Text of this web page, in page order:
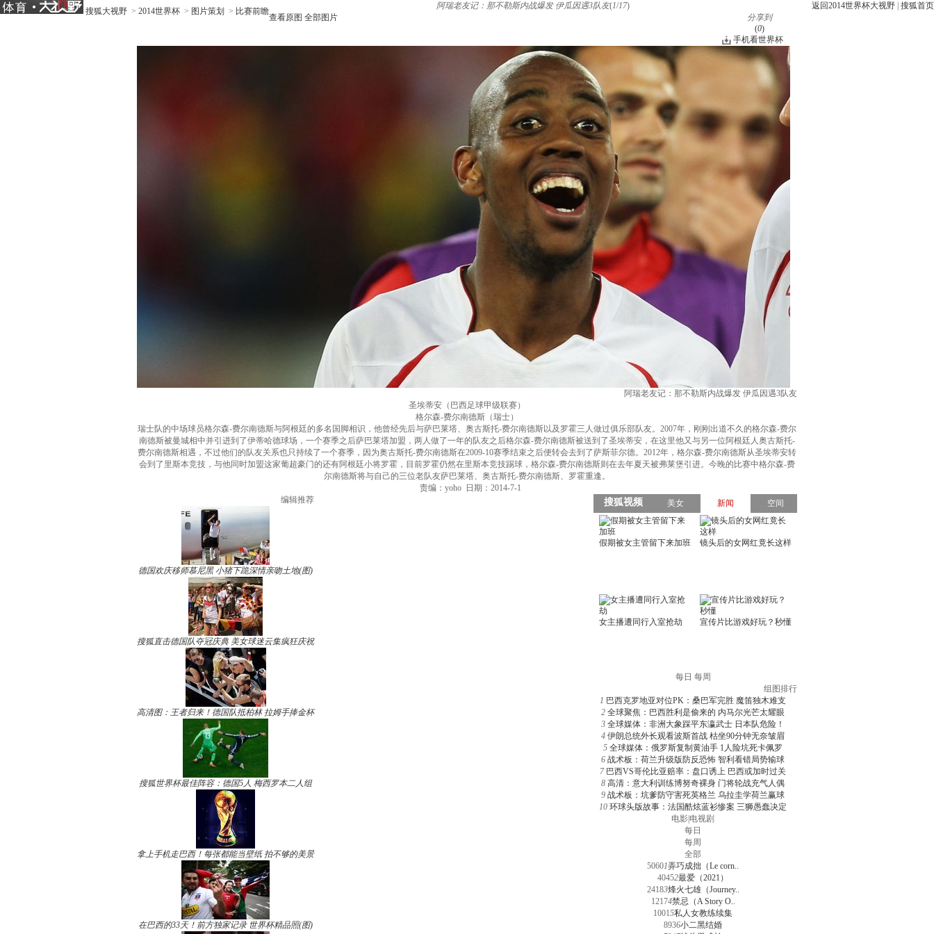
搜狐大视野 > 2014世界杯 > 图片策划 > 比赛前瞻
返回2014世界杯大视野 搜狐首页
阿瑞老友记：那不勒斯内战爆发 伊瓜因遇3队友(1/17)
查看原图 全部图片
分享到
(0)
手机看世界杯
阿瑞老友记：那不勒斯内战爆发 伊瓜因遇3队友
圣埃蒂安（巴西足球甲级联赛）
格尔森-费尔南德斯（瑞士）
瑞士队的中场球员格尔森-费尔南德斯与阿根廷的多名国脚相识，他曾经先后与萨巴莱塔、奥古斯托-费尔南德斯以及罗霍三人做过俱乐部队友。2007年，刚刚出道不久的格尔森-费尔
南德斯被曼城相中并引进到了伊蒂哈德球场，一个赛季之后萨巴莱塔加盟，两人做了一年的队友之后格尔森-费尔南德斯被送到了圣埃蒂安，在这里他又与另一位阿根廷人奥古斯托-
费尔南德斯相遇，不过他们的队友关系也只持续了一个赛季，因为奥古斯托-费尔南德斯在2009-10赛季结束之后便转会去到了萨斯菲尔德。2012年，格尔森-费尔南德斯从圣埃蒂安转
会到了里斯本竞技，与他同时加盟这家葡超豪门的还有阿根廷小将罗霍，目前罗霍仍然在里斯本竞技踢球，格尔森-费尔南德斯则在去年夏天被弗莱堡引进。今晚的比赛中格尔森-费
尔南德斯将与自己的三位老队友萨巴莱塔、奥古斯托-费尔南德斯、罗霍重逢。
责编：yoho 日期：2014-7-1
编辑推荐
德国欢庆移师慕尼黑 小猪下跪深情亲吻土地(图)
搜狐直击德国队夺冠庆典 美女球迷云集疯狂庆祝
高清图：王者归来！德国队抵柏林 拉姆手捧金杯
搜狐世界杯最佳阵容：德国5人 梅西罗本二人组
拿上手机走巴西！每张都能当壁纸 拍不够的美景
在巴西的33天！前方独家记录 世界杯精品照(图)
每日 每周
组图排行
1 巴西克罗地亚对位PK：桑巴军完胜 魔笛独木难支
2 全球聚焦：巴西胜利是偷来的 内马尔光芒太耀眼
3 全球媒体：非洲大象踩平东瀛武士 日本队危险！
4 伊朗总统外长观看波斯首战 枯坐90分钟无奈皱眉
5 全球媒体：俄罗斯复制黄油手 1人险坑死卡佩罗
6 战术板：荷兰升级版防反恐怖 智利看错局势输球
7 巴西VS哥伦比亚赔率：盘口诱上 巴西或加时过关
8 高清：意大利训练博努奇裸身 门将轮战充气人偶
9 战术板：坑爹防守害死英格兰 乌拉圭学荷兰赢球
10 环球头版故事：法国酷炫蓝衫惨案 三狮愚蠢决定
电影 电视剧
每日
每周
全部
50601弄巧成拙（Le corn..
40452最爱（2021）
24183烽火七雄（Journey..
12174禁忌（A Story O..
10015私人女教练续集
8936小二黑结婚